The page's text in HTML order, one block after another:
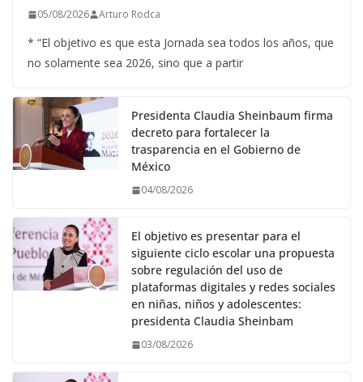
05/08/2026 Arturo Rodca
* “El objetivo es que esta Jornada sea todos los años, que
no solamente sea 2026, sino que a partir
Presidenta Claudia Sheinbaum firma
decreto para fortalecer la
trasparencia en el Gobierno de
México
04/08/2026
El objetivo es presentar para el
siguiente ciclo escolar una propuesta
sobre regulación del uso de
plataformas digitales y redes sociales
en niñas, niños y adolescentes:
presidenta Claudia Sheinbam
03/08/2026